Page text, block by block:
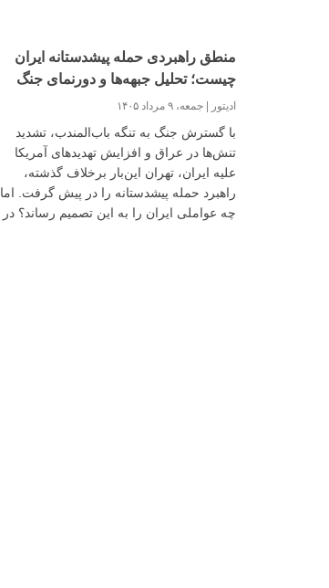
منطق راهبردی حمله پیشدستانه ایران
چیست؛ تحلیل جبهه‌ها و دورنمای جنگ
ادیتور جمعه، ۹ مرداد ۱۴۰۵
با گسترش جنگ به تنگه باب‌المندب، تشدید
تنش‌ها در عراق و افزایش تهدیدهای آمریکا
علیه ایران، تهران این‌بار برخلاف گذشته،
راهبرد حمله پیشدستانه را در پیش گرفت. اما
چه عواملی ایران را به این تصمیم رساند؟ در